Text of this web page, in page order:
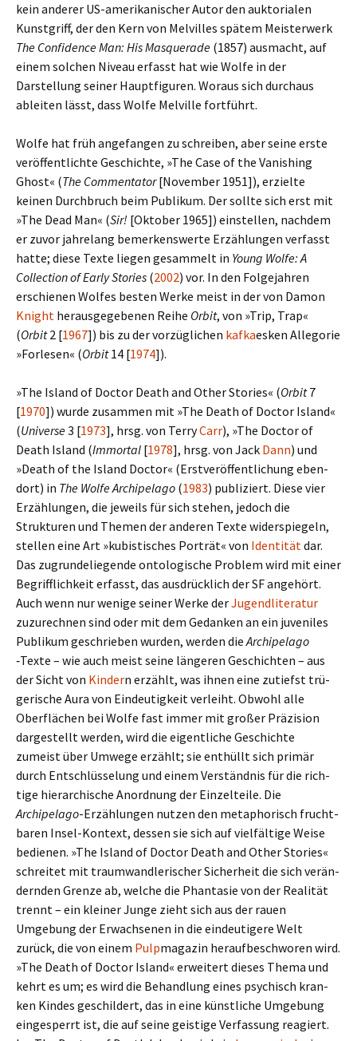
kein ande­rer US-amerikanischer Autor den aukt­oria­len
Kunstgriff, der den Kern von Melvilles spätem Meisterwerk
The Confidence Man: His Masquerade (1857) aus­macht, auf
einem sol­chen Niveau erfasst hat wie Wolfe in der
Darstellung seiner Hauptfiguren. Woraus sich durch­aus
ablei­ten lässt, dass Wolfe Melville fort­führt.
Wolfe hat früh ange­fan­gen zu schrei­ben, aber seine erste
ver­öf­fent­lichte Geschichte, »The Case of the Vanishing
Ghost« (The Commentator[November 1951]), erzielte
keinen Durchbruch beim Publikum. Der sollte sich erst mit
»The Dead Man« (Sir! [Oktober 1965]) ein­stel­len, nach­dem
er zuvor jah­re­lang bemer­kens­werte Erzählungen ver­fasst
hatte; diese Texte liegen gesam­melt in Young Wolfe: A
Collection of Early Stories (2002) vor. In den Folgejahren
erschie­nen Wolfes besten Werke meist in der von Damon
Knight her­aus­ge­ge­be­nen Reihe Orbit, von »Trip, Trap«
(Orbit2 [1967]) bis zu der vor­züg­li­chen kafkaesken Allegorie
»Forlesen« (Orbit14 [1974]).
»The Island of Doctor Death and Other Stories« (Orbit7
[1970]) wurde zusam­men mit »The Death of Doctor Island«
(Universe3 [1973], hrsg. von TerryCarr), »The Doctor of
Death Island (Immortal [1978], hrsg. von Jack Dann) und
»Death of the Island Doctor« (Erstveröffentlichung eben­
dort) in The Wolfe Archipelago (1983) publi­ziert. Diese vier
Erzählungen, die jeweils für sich stehen, jedoch die
Strukturen und Themen der ande­ren Texte wider­spie­geln,
stel­len eine Art »kubi­sti­sches Porträt« von Identitätdar.
Das zugrun­de­lie­gende onto­lo­gi­sche Problem wird mit einer
Begrifflichkeit erfasst, das aus­drück­lich der SF ange­hört.
Auch wenn nur wenige seiner Werke derJugendliteratur
zuzu­rech­nen sind oder mit dem Gedanken an ein juve­ni­les
Publikum geschrie­ben wurden, werden dieArchipelago
‑Texte – wie auch meist seine län­ge­ren Geschichten – aus
der Sicht von Kindern erzählt, was ihnen eine zutiefst trü­
ge­ri­sche Aura von Eindeutigkeit ver­leiht. Obwohl alle
Oberflächen bei Wolfe fast immer mit großer Präzision
dar­ge­stellt werden, wird die eigent­li­che Geschichte
zumeist über Umwege erzählt; sie ent­hüllt sich primär
durch Entschlüsselung und einem Verständnis für die rich­
tige hier­ar­chi­sche Anordnung der Einzelteile. Die
Archipelago-Erzählungen nutzen den meta­pho­risch frucht­
ba­ren Insel-Kontext, dessen sie sich auf viel­fäl­tige Weise
bedie­nen. »The Island of Doctor Death and Other Stories«
schrei­tet mit traum­wand­le­ri­scher Sicherheit die sich ver­än­
dern­den Grenze ab, welche die Phantasie von der Realität
trennt – ein klei­ner Junge zieht sich aus der rauen
Umgebung der Erwachsenen in die ein­deu­ti­gere Welt
zurück, die von einem Pulpmaga­zin her­auf­be­schwo­ren wird.
»The Death of Doctor Island« erwei­tert dieses Thema und
kehrt es um; es wird die Behandlung eines psy­chisch kran­
ken Kindes geschil­dert, das in eine künst­li­che Umgebung
ein­ge­sperrt ist, die auf seine gei­stige Verfassung reagiert.